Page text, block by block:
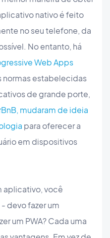
nativo é feito
no seu telefone, da
No entanto, há
Web Apps
normas estabelecidas
de grande porte,
mudaram de ideia
para oferecer a
em dispositivos
aplicativo, você
devo fazer um
um PWA? Cada uma